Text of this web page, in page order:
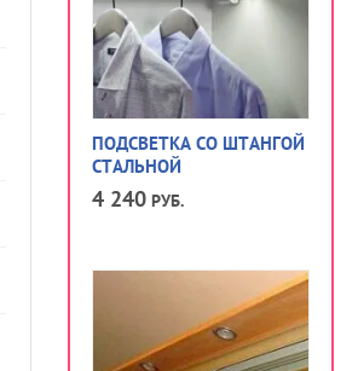
ПОДСВЕТКА СО ШТАНГОЙ
СТАЛЬНОЙ
4 240 РУБ.